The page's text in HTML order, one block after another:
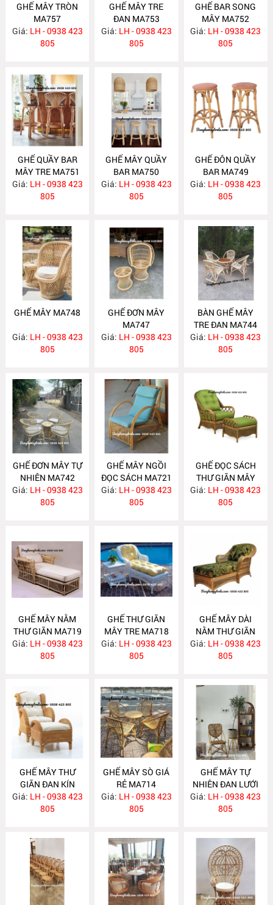
GHẾ MÂY TRÒN
MA757
Giá: LH - 0938 423
805
GHẾ MÂY TRE
ĐAN MA753
Giá: LH - 0938 423
805
GHẾ BAR SONG
MÂY MA752
Giá: LH - 0938 423
805
GHẾ QUẦY BAR
MÂY TRE MA751
Giá: LH - 0938 423
805
GHẾ MÂY QUẦY
BAR MA750
Giá: LH - 0938 423
805
GHẾ ĐÔN QUẦY
BAR MA749
Giá: LH - 0938 423
805
GHẾ MÂY MA748
Giá: LH - 0938 423
805
GHẾ ĐƠN MÂY
MA747
Giá: LH - 0938 423
805
BÀN GHẾ MÂY
TRE ĐAN MA744
Giá: LH - 0938 423
805
GHẾ ĐƠN MÂY TỰ
NHIÊN MA742
Giá: LH - 0938 423
805
GHẾ MÂY NGỒI
ĐỌC SÁCH MA721
Giá: LH - 0938 423
805
GHẾ ĐỌC SÁCH
THƯ GIÃN MÂY
TỰ NHIÊN MA720
Giá: LH - 0938 423
805
GHẾ MÂY NẰM
THƯ GIÃN MA719
Giá: LH - 0938 423
805
GHẾ THƯ GIÃN
MÂY TRE MA718
Giá: LH - 0938 423
805
GHẾ MÂY DÀI
NẰM THƯ GIÃN
MA717
Giá: LH - 0938 423
805
GHẾ MÂY THƯ
GIÃN ĐAN KÍN
KÈM ĐÔN GÁC
CHÂN MA716
Giá: LH - 0938 423
805
GHẾ MÂY SÒ GIÁ
RẺ MA714
Giá: LH - 0938 423
805
GHẾ MÂY TỰ
NHIÊN ĐAN LƯỚI
MA712
Giá: LH - 0938 423
805